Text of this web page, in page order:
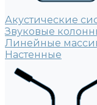
Акустические
Звуковые
Линейные
Настенные